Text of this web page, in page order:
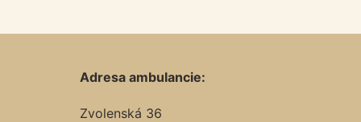
Adresa ambulancie:
Zvolenská 36